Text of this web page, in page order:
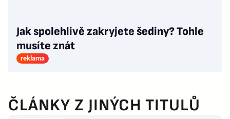
Jak spolehlivě zakryjete šediny? Tohle
musíte znát
reklama
ČLÁNKY Z JINÝCH TITULŮ